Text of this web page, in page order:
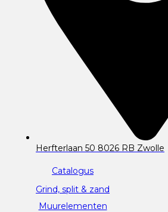
Herfterlaan 50 8026 RB Zwolle
Catalogus
Grind, split & zand
Muurelementen